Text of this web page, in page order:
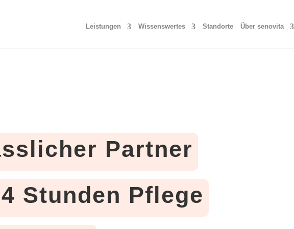
Leistungen Wissenswertes Standorte Über senovita
Partner
Stunden Pflege